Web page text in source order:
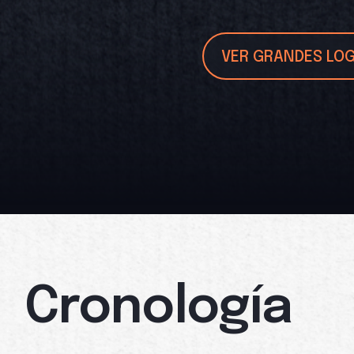
VER GRANDES
Cronología